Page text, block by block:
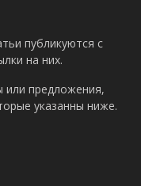
публикуются с
на них.
или предложения,
указанны ниже.